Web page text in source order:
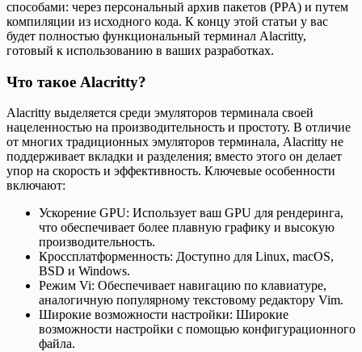
способами: через персональный архив пакетов (PPA) и путем
компиляции из исходного кода. К концу этой статьи у вас
будет полностью функциональный терминал Alacritty,
готовый к использованию в ваших разработках.
Что такое Alacritty?
Alacritty выделяется среди эмуляторов терминала своей
нацеленностью на производительность и простоту. В отличие
от многих традиционных эмуляторов терминала, Alacritty не
поддерживает вкладки и разделения; вместо этого он делает
упор на скорость и эффективность. Ключевые особенности
включают:
Ускорение GPU: Использует ваш GPU для рендеринга,
что обеспечивает более плавную графику и высокую
производительность.
Кроссплатформенность: Доступно для Linux, macOS,
BSD и Windows.
Режим Vi: Обеспечивает навигацию по клавиатуре,
аналогичную популярному текстовому редактору Vim.
Широкие возможности настройки: Широкие
возможности настройки с помощью конфигурационного
файла.